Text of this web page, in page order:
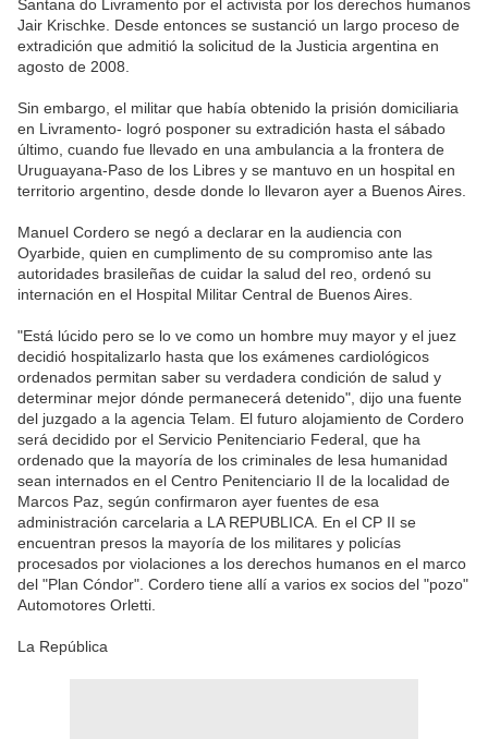
Santana do Livramento por el activista por los derechos humanos
Jair Krischke. Desde entonces se sustanció un largo proceso de
extradición que admitió la solicitud de la Justicia argentina en
agosto de 2008.
Sin embargo, el militar ­que había obtenido la prisión domiciliaria
en Livramento- logró posponer su extradición hasta el sábado
último, cuando fue llevado en una ambulancia a la frontera de
Uruguayana-Paso de los Libres y se mantuvo en un hospital en
territorio argentino, desde donde lo llevaron ayer a Buenos Aires.
Manuel Cordero se negó a declarar en la audiencia con
Oyarbide, quien en cumplimento de su compromiso ante las
autoridades brasileñas de cuidar la salud del reo, ordenó su
internación en el Hospital Militar Central de Buenos Aires.
"Está lúcido pero se lo ve como un hombre muy mayor y el juez
decidió hospitalizarlo hasta que los exámenes cardiológicos
ordenados permitan saber su verdadera condición de salud y
determinar mejor dónde permanecerá detenido", dijo una fuente
del juzgado a la agencia Telam. El futuro alojamiento de Cordero
será decidido por el Servicio Penitenciario Federal, que ha
ordenado que la mayoría de los criminales de lesa humanidad
sean internados en el Centro Penitenciario II de la localidad de
Marcos Paz, según confirmaron ayer fuentes de esa
administración carcelaria a LA REPUBLICA. En el CP II se
encuentran presos la mayoría de los militares y policías
procesados por violaciones a los derechos humanos en el marco
del "Plan Cóndor". Cordero tiene allí a varios ex socios del "pozo"
Automotores Orletti.
La República